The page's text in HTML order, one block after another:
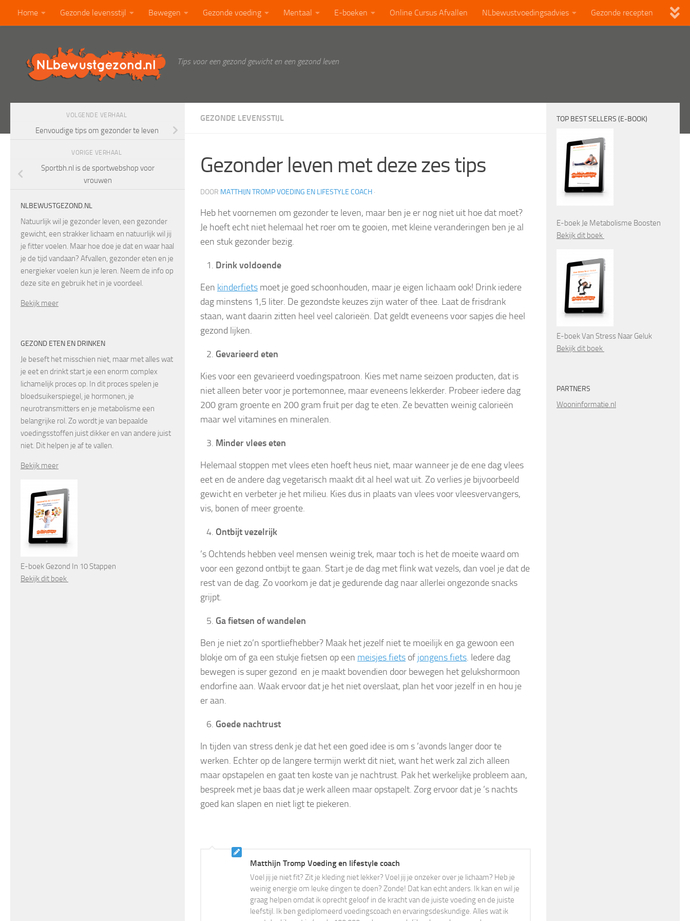
Doorgaan naar inhoud
Home Gezonde levensstijl Bewegen Gezonde voeding Mentaal E-boeken Online Cursus Afvallen NLbewustvoedingsadvies Gezonde recepten
Tips voor een gezond gewicht en een gezond leven
GEZONDE LEVENSSTIJL
Gezonder leven met deze zes tips
DOOR MATTHIJN TROMP VOEDING EN LIFESTYLE COACH ·
Heb het voornemen om gezonder te leven, maar ben je er nog niet uit hoe dat moet?
Je hoeft echt niet helemaal het roer om te gooien, met kleine veranderingen ben je al
een stuk gezonder bezig.
Drink voldoende
Een kinderfiets moet je goed schoonhouden, maar je eigen lichaam ook! Drink iedere
dag minstens 1,5 liter. De gezondste keuzes zijn water of thee. Laat de frisdrank
staan, want daarin zitten heel veel calorieën. Dat geldt eveneens voor sapjes die heel
gezond lijken.
Gevarieerd eten
Kies voor een gevarieerd voedingspatroon. Kies met name seizoen producten, dat is
niet alleen beter voor je portemonnee, maar eveneens lekkerder. Probeer iedere dag
200 gram groente en 200 gram fruit per dag te eten. Ze bevatten weinig calorieën
maar wel vitamines en mineralen.
Minder vlees eten
Helemaal stoppen met vlees eten hoeft heus niet, maar wanneer je de ene dag vlees
eet en de andere dag vegetarisch maakt dit al heel wat uit. Zo verlies je bijvoorbeeld
gewicht en verbeter je het milieu. Kies dus in plaats van vlees voor vleesvervangers,
vis, bonen of meer groente.
Ontbijt vezelrijk
’s Ochtends hebben veel mensen weinig trek, maar toch is het de moeite waard om
voor een gezond ontbijt te gaan. Start je de dag met flink wat vezels, dan voel je dat de
rest van de dag. Zo voorkom je dat je gedurende dag naar allerlei ongezonde snacks
grijpt.
Ga fietsen of wandelen
Ben je niet zo’n sportliefhebber? Maak het jezelf niet te moeilijk en ga gewoon een
blokje om of ga een stukje fietsen op een meisjes fiets of jongens fiets. Iedere dag
bewegen is super gezond en je maakt bovendien door bewegen het gelukshormoon
endorfine aan. Waak ervoor dat je het niet overslaat, plan het voor jezelf in en hou je
er aan.
Goede nachtrust
In tijden van stress denk je dat het een goed idee is om s ’avonds langer door te
werken. Echter op de langere termijn werkt dit niet, want het werk zal zich alleen
maar opstapelen en gaat ten koste van je nachtrust. Pak het werkelijke probleem aan,
bespreek met je baas dat je werk alleen maar opstapelt. Zorg ervoor dat je ’s nachts
goed kan slapen en niet ligt te piekeren.
Matthijn Tromp Voeding en lifestyle coach
Voel jij je niet fit? Zit je kleding niet lekker? Voel jij je onzeker over je lichaam? Heb je
weinig energie om leuke dingen te doen? Zonde! Dat kan echt anders. Ik kan en wil je
graag helpen omdat ik oprecht geloof in de kracht van de juiste voeding en de juiste
leefstijl. Ik ben gediplomeerd voedingscoach en ervaringsdeskundige. Alles wat ik
VOLGENDE VERHAAL
Eenvoudige tips om gezonder te leven
VORIGE VERHAAL
Sportbh.nl is de sportwebshop voor
vrouwen
NLBEWUSTGEZOND.NL
Natuurlijk wil je gezonder leven, een gezonder
gewicht, een strakker lichaam en natuurlijk wil jij
je fitter voelen. Maar hoe doe je dat en waar haal
je de tijd vandaan? Afvallen, gezonder eten en je
energieker voelen kun je leren. Neem de info op
deze site en gebruik het in je voordeel.
Bekijk meer
GEZOND ETEN EN DRINKEN
Je beseft het misschien niet, maar met alles wat
je eet en drinkt start je een enorm complex
lichamelijk proces op. In dit proces spelen je
bloedsuikerspiegel, je hormonen, je
neurotransmitters en je metabolisme een
belangrijke rol. Zo wordt je van bepaalde
voedingsstoffen juist dikker en van andere juist
niet. Dit helpen je af te vallen.
Bekijk meer
E-boek Gezond In 10 Stappen
Bekijk dit boek
TOP BEST SELLERS (E-BOOK)
E-boek Je Metabolisme Boosten
Bekijk dit boek
E-boek Van Stress Naar Geluk
Bekijk dit boek
PARTNERS
Wooninformatie.nl